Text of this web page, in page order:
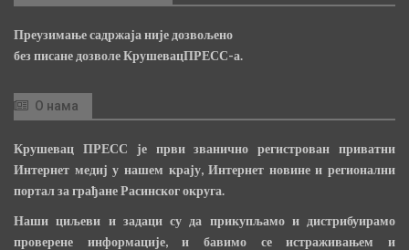
Преузимање садржаја није дозвољено
без писане дозволе КрушевацПРЕСС-а.
О нама
Крушевац ПРЕСС је први званично регистрован приватни
Интернет медиј у нашем крају, Интернет новине и регионални
портал за грађане Расинског округа.
Наши циљеви и задаци су да прикупљамо и дистрибуирамо
проверене информације, и бавимо се истраживањем и